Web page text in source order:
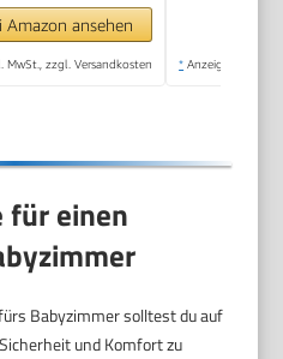
Amazon ansehen
MwSt., zzgl. Versandkosten * Anzeige
für einen
Babyzimmer solltest du auf
und Komfort zu